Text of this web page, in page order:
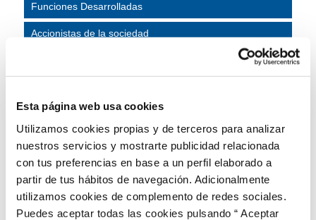
Esta página web usa cookies
Utilizamos cookies propias y de terceros para analizar
nuestros servicios y mostrarte publicidad relacionada
con tus preferencias en base a un perfil elaborado a
partir de tus hábitos de navegación. Adicionalmente
utilizamos cookies de complemento de redes sociales.
Puedes aceptar todas las cookies pulsando “ Aceptar
Funciones Desarrolladas
Accionistas de la sociedad
Relación de puestos de trabajo
Cartas de servicio
Representación de los trabajadores
Salud pública